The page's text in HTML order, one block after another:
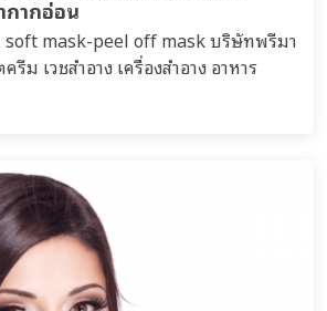
ากอ่อน
soft mask-peel off mask บริษัทพรีมา
รีม เวชสำอาง เครื่องสำอาง อาหาร